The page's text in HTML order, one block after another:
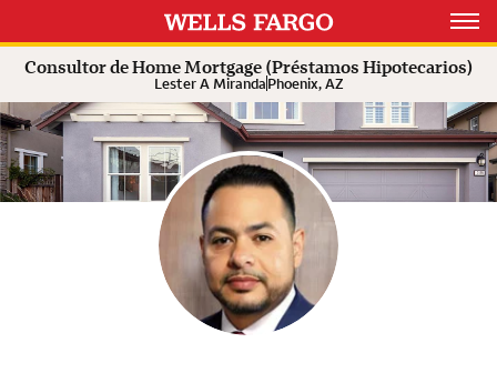
Open
Consultor de Home Mortgage (Préstamos Hipotecarios)
Lester A MirandaPhoenix, AZ
Expand or collapse answer
Expand or collapse answer
Expand or collapse answer